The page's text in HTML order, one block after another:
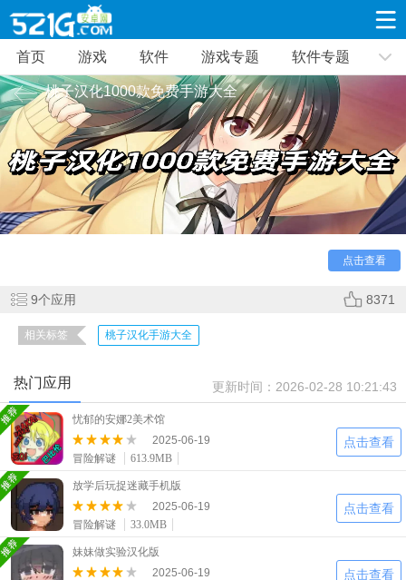
游戏 软件 游戏专题 软件专题 新闻资讯
角色扮演
19332款应用
射击枪战
8693款应用
策略塔防
10012款应用
休闲益智
39347款应用
动作闯关
12966款应用
冒险解谜
9188款应用
体育运动
音乐舞蹈
手游辅助
二次元
587款应用
10773款应用
942款应用
仙侠手游
485款应用
手赚网赚
446款应用
34款应用
三国游戏
像素游戏
首页 游戏 软件 游戏专题 软件专题
桃子汉化1000款免费手游大全
点击查看
9个应用 8371
相关标签 桃子汉化手游大全
热门应用 更新时间： 2026-02-28 10:21:43
忧郁的安娜2美术馆
2025-06-19
冒险解谜
613.9MB
点击查看
放学后玩捉迷藏手机版
2025-06-19
冒险解谜
33.0MB
点击查看
妹妹做实验汉化版
2025-06-19
点击查看